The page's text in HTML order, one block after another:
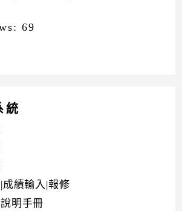
69
統
績輸入|報修
明手冊